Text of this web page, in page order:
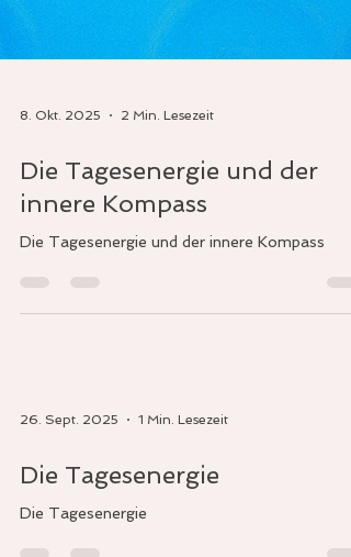
8. Okt. 2025 2 Min. Lesezeit
Die Tagesenergie und der
innere Kompass
26. Sept. 2025 1 Min. Lesezeit
Die Tagesenergie